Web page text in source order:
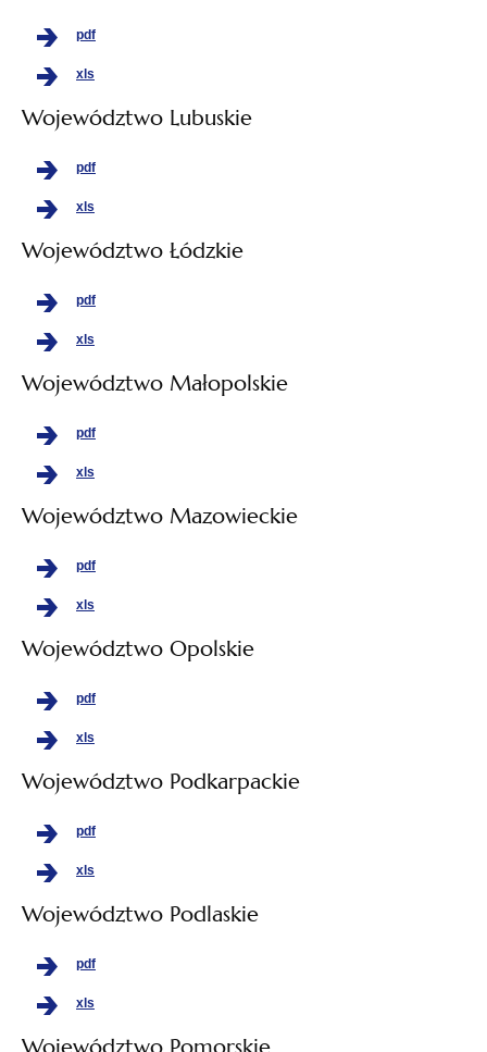
pdf
xls
Województwo Lubuskie
pdf
xls
Województwo Łódzkie
pdf
xls
Województwo Małopolskie
pdf
xls
Województwo Mazowieckie
pdf
xls
Województwo Opolskie
pdf
xls
Województwo Podkarpackie
pdf
xls
Województwo Podlaskie
pdf
xls